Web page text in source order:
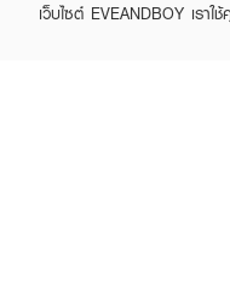
เว็บไซต์ EVEANDBOY เร